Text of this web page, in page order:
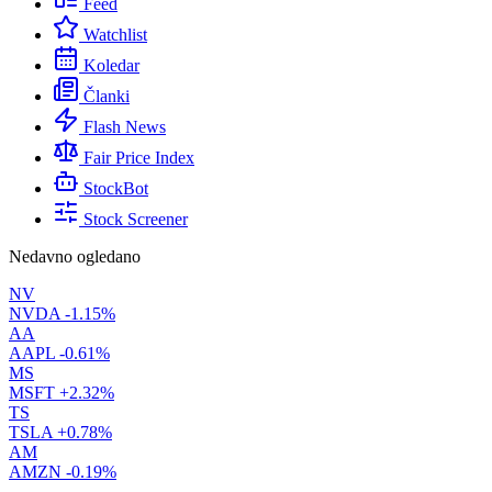
Feed
Watchlist
Koledar
Članki
Flash News
Fair Price Index
StockBot
Stock Screener
Nedavno ogledano
NV
NVDA -1.15%
AA
AAPL -0.61%
MS
MSFT +2.32%
TS
TSLA +0.78%
AM
AMZN -0.19%